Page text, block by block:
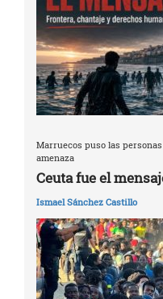
Marruecos puso las
amenaza
Ceuta fue el
Ismael Sánchez Castillo